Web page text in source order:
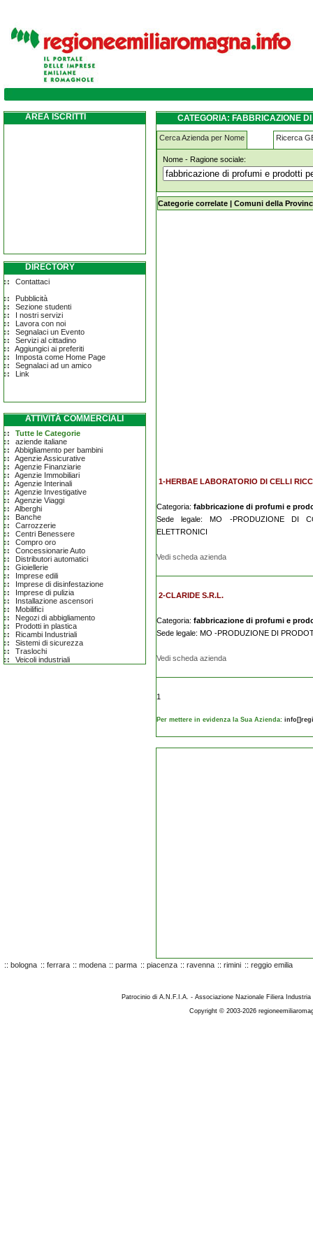
fabbricazione-di-profumi-e-prodotti-per-
AREA ISCRITTI
DIRECTORY
Contattaci
Pubblicità
Sezione studenti
I nostri servizi
Lavora con noi
Segnalaci un Evento
Servizi al cittadino
Aggiungici ai preferiti
Imposta come Home Page
Segnalaci ad un amico
Link
ATTIVITÀ COMMERCIALI
Tutte le Categorie
aziende italiane
Abbigliamento per bambini
Agenzie Assicurative
Agenzie Finanziarie
Agenzie Immobiliari
Agenzie Interinali
Agenzie Investigative
Agenzie Viaggi
Alberghi
Banche
Carrozzerie
Centri Benessere
Compro oro
Concessionarie Auto
Distributori automatici
Gioiellerie
Imprese edili
Imprese di disinfestazione
Imprese di pulizia
Installazione ascensori
Mobilifici
Negozi di abbigliamento
Prodotti in plastica
Ricambi Industriali
Sistemi di sicurezza
Traslochi
Veicoli industriali
CATEGORIA: FABBRICAZIONE
Cerca Azienda per Nome Ricerca
Nome - Ragione sociale:
fabbricazione-di-profumi-e-
Categorie correlate | Comuni della
1-HERBAE LABORATORIO DI CELLI
Categoria: fabbricazione di profumi e
Sede legale: MO -PRODUZIONE DI
ELETTRONICI
Vedi scheda azienda
2-CLARIDE S.R.L.
Categoria: fabbricazione di profumi e
Sede legale: MO -PRODUZIONE DI
Vedi scheda azienda
1
Per mettere in evidenza la Sua Azienda:
:: bologna :: ferrara :: modena :: parma :: piacenza :: ravenna :: rimini :: reggio emilia
Patrocinio di A.N.F.I.A. - Associazione Nazionale Filiera
Copyright © 2003-2026